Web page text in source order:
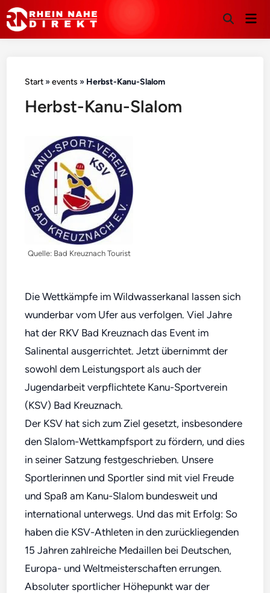
Suche
Start »events » Herbst-Kanu-Slalom
Herbst-Kanu-Slalom
Quelle: Bad Kreuznach Tourist
Die Wettkämpfe im Wildwasserkanal lassen sich
wunderbar vom Ufer aus verfolgen. Viel Jahre
hat der RKV Bad Kreuznach das Event im
Salinental ausgerrichtet. Jetzt übernimmt der
sowohl dem Leistungsport als auch der
Jugendarbeit verpflichtete Kanu-Sportverein
(KSV) Bad Kreuznach.
Der KSV hat sich zum Ziel gesetzt, insbesondere
den Slalom-Wettkampfsport zu fördern, und dies
in seiner Satzung festgeschrieben. Unsere
Sportlerinnen und Sportler sind mit viel Freude
und Spaß am Kanu-Slalom bundesweit und
international unterwegs. Und das mit Erfolg: So
haben die KSV-Athleten in den zurückliegenden
15 Jahren zahlreiche Medaillen bei Deutschen,
Europa- und Weltmeisterschaften errungen.
Absoluter sportlicher Höhepunkt war der